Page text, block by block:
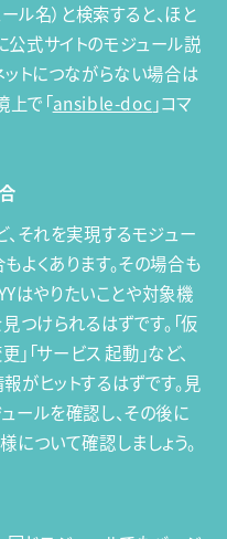
ル名）と検索すると、ほと
式サイトのモジュール説
ットにつながらない場合は
で「ansible-doc 」コマ
それを実現するモジュー
よくあります。その場合も
はやりたいことや対象機
つけられるはずです。「仮
「サービス 起動」など、
がヒットするはずです。見
ールを確認し、その後に
ついて確認しましょう。